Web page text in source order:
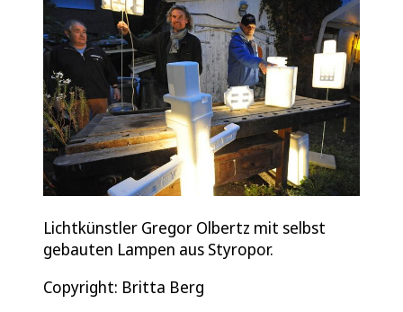
Lichtkünstler Gregor Olbertz mit selbst
gebauten Lampen aus Styropor.
Copyright: Britta Berg